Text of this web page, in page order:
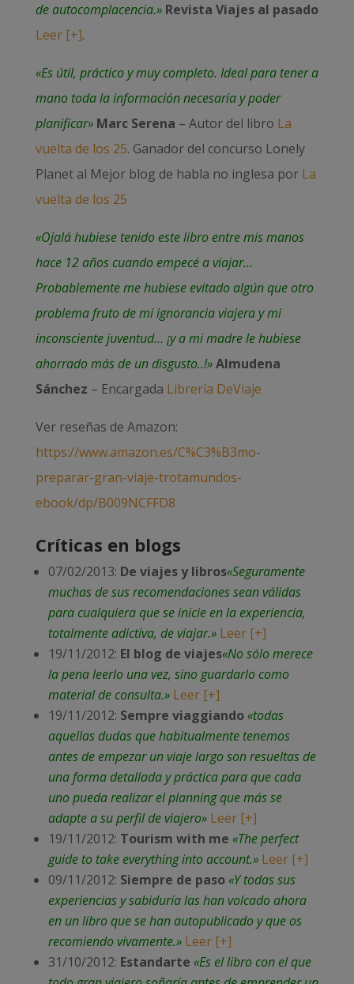
de autocomplacencia.» Revista Viajes al pasado
Leer [+].
«Es útil, práctico y muy completo. Ideal para tener a
mano toda la información necesaria y poder
planificar» Marc Serena – Autor del libro La
vuelta de los 25. Ganador del concurso Lonely
Planet al Mejor blog de habla no inglesa por La
vuelta de los 25
«Ojalá hubiese tenido este libro entre mis manos
hace 12 años cuando empecé a viajar…
Probablemente me hubiese evitado algún que otro
problema fruto de mi ignorancia viajera y mi
inconsciente juventud… ¡y a mi madre le hubiese
ahorrado más de un disgusto..!»Almudena
Sánchez – Encargada Librería DeViaje
Ver reseñas de Amazon:
https://www.amazon.es/C%C3%B3mo-
preparar-gran-viaje-trotamundos-
ebook/dp/B009NCFFD8
Críticas en blogs
07/02/2013: De viajes y libros«Seguramente
muchas de sus recomendaciones sean válidas
para cualquiera que se inicie en la experiencia,
totalmente adictiva, de viajar.» Leer [+]
19/11/2012: El blog de viajes«No sólo merece
la pena leerlo una vez, sino guardarlo como
material de consulta.» Leer [+]
19/11/2012: Sempre viaggiando«todas
aquellas dudas que habitualmente tenemos
antes de empezar un viaje largo son resueltas de
una forma detallada y práctica para que cada
uno pueda realizar el planning que más se
adapte a su perfil de viajero» Leer [+]
19/11/2012: Tourism with me «The perfect
guide to take everything into account.» Leer [+]
09/11/2012: Siempre de paso«Y todas sus
experiencias y sabiduría las han volcado ahora
en un libro que se han autopublicado y que os
recomiendo vivamente.» Leer [+]
31/10/2012: Estandarte «Es el libro con el que